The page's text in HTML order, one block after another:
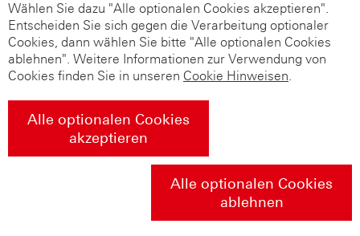
Wählen Sie dazu "Alle optionalen Cookies akzeptieren".
Entscheiden Sie sich gegen die Verarbeitung optionaler
Cookies, dann wählen Sie bitte "Alle optionalen Cookies
ablehnen". Weitere Informationen zur Verwendung von
Cookies finden Sie in unseren Cookie Hinweisen.
Alle optionalen Cookies
akzeptieren
Alle optionalen Cookies
ablehnen